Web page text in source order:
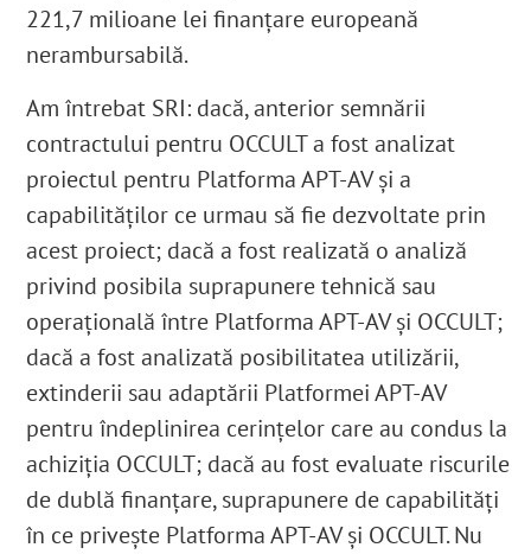
221,7 milioane lei finanțare europeană
nerambursabilă.
Am întrebat SRI: dacă, anterior semnării
contractului pentru OCCULT a fost analizat
proiectul pentru Platforma APT-AV și a
capabilităților ce urmau să fie dezvoltate prin
acest proiect; dacă a fost realizată o analiză
privind posibila suprapunere tehnică sau
operațională între Platforma APT-AV și OCCULT;
dacă a fost analizată posibilitatea utilizării,
extinderii sau adaptării Platformei APT-AV
pentru îndeplinirea cerințelor care au condus la
achiziția OCCULT; dacă au fost evaluate riscurile
de dublă finanțare, suprapunere de capabilități
în ce privește Platforma APT-AV și OCCULT. Nu